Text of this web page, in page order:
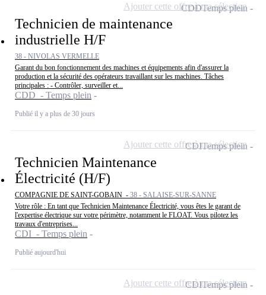
Technicien de maintenance
industrielle H/F
38 - NIVOLAS VERMELLE
Garant du bon fonctionnement des machines et équipements afin d'assurer la
production et la sécurité des opérateurs travaillant sur les machines. Tâches
principales : - Contrôler, surveiller et...
CDD - Temps plein
Publié il y a plus de 30 jours
CDDTemps plein
Ajouter cette offre à ma sélection
Technicien Maintenance
Électricité (H/F)
COMPAGNIE DE SAINT-GOBAIN - 38 - SALAISE-SUR-SANNE
Votre rôle : En tant que Technicien Maintenance Électricité, vous êtes le garant de
l'expertise électrique sur votre périmètre, notamment le FLOAT. Vous pilotez les
travaux d'entreprises...
CDI - Temps plein
Publié aujourd'hui
CDITemps plein
Ajouter cette offre à ma sélection
CDITemps plein
Ajouter cette offre à ma sélection